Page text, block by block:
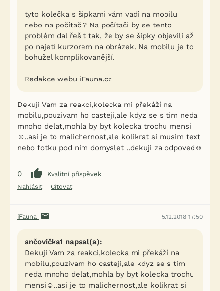
tyto kolečka s šipkami vám vadí na mobilu
nebo na počítači? Na počítači by se tento
problém dal řešit tak, že by se šipky objevili až
po najetí kurzorem na obrázek. Na mobilu je to
bohužel komplikovanější.
Redakce webu iFauna.cz
Dekuji Vam za reakci,kolecka mi překáží na
mobilu,pouzivam ho casteji,ale kdyz se s tim neda
mnoho delat,mohla by byt kolecka trochu mensi
☺..asi je to malichernost,ale kolikrat si musim text
nebo fotku pod nim domyslet ..dekuji za odpoved☺
0
Kvalitní příspěvek
Nahlásit
Citovat
iFauna 5.12.2018 17:50
ančovička1 napsal(a):
Dekuji Vam za reakci,kolecka mi překáží na
mobilu,pouzivam ho casteji,ale kdyz se s tim
neda mnoho delat,mohla by byt kolecka trochu
mensi☺..asi je to malichernost,ale kolikrat si